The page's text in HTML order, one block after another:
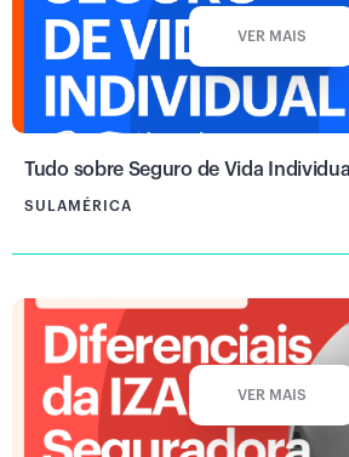
VER MAIS
Tudo sobre Seguro de Vida
SULAMÉRICA
VER MAIS